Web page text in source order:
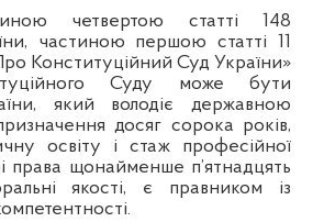
четвертою статті 148
частиною першою статті 11
Конституційний Суд України»
Суду може бути
який володіє державною
досяг сорока років,
освіту і стаж професійної
права щонайменше п’ятнадцять
якості, є правником із